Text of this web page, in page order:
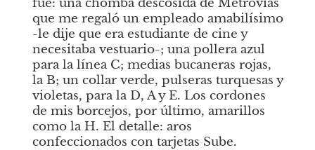
fue: una chomba descosida de Metrovías
que me regaló un empleado amabilísimo
-le dije que era estudiante de cine y
necesitaba vestuario-; una pollera azul
para la línea C; medias bucaneras rojas,
la B; un collar verde, pulseras turquesas y
violetas, para la D, A y E. Los cordones
de mis borcejos, por último, amarillos
como la H. El detalle: aros
confeccionados con tarjetas Sube.